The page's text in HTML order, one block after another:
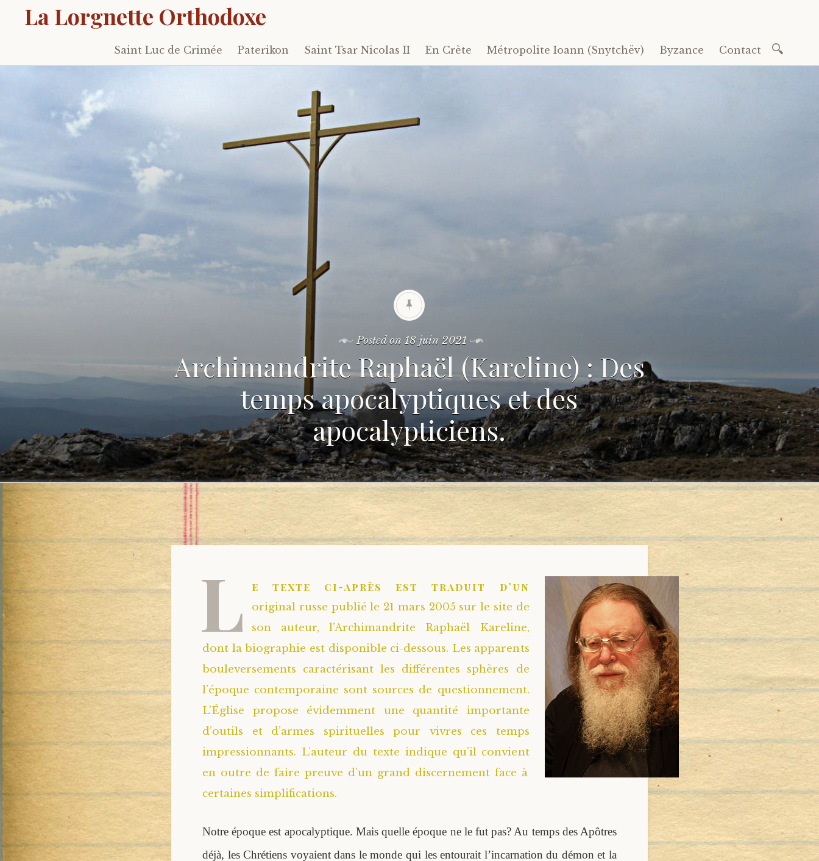
La Lorgnette Orthodoxe
Skip
to
Saint Luc de Crimée Paterikon Saint Tsar Nicolas II En Crète Métropolite Ioann (Snytchëv) Byzance Contact
Posted on 18 juin 2021
Archimandrite Raphaël (Kareline) : Des
temps apocalyptiques et des
apocalypticiens.
L e texte ci-après est traduit d’un
original russe publié le 21 mars 2005 sur le site de
son auteur, l’Archimandrite Raphaël Kareline,
dont la biographie est disponible ci-dessous. Les apparents
bouleversements caractérisant les différentes sphères de
l’époque contemporaine sont sources de questionnement.
L’Église propose évidemment une quantité importante
d’outils et d’armes spirituelles pour vivres ces temps
impressionnants. L’auteur du texte indique qu’il convient
en outre de faire preuve d’un grand discernement face à
certaines simplifications.
Notre époque est apocalyptique. Mais quelle époque ne le fut pas? Au temps des Apôtres
déjà, les Chrétiens voyaient dans le monde qui les entourait l’incarnation du démon et la